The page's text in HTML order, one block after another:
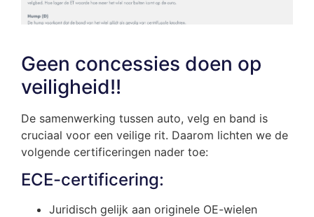
Geen concessies doen op
veiligheid!!
De samenwerking tussen auto, velg en band is
cruciaal voor een veilige rit. Daarom lichten we de
volgende certificeringen nader toe:
ECE-certificering:
Juridisch gelijk aan originele OE-wielen